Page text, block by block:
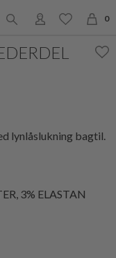
0
lynlåslukning bagtil.
3% ELASTAN